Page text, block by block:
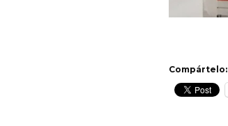
Compártelo: